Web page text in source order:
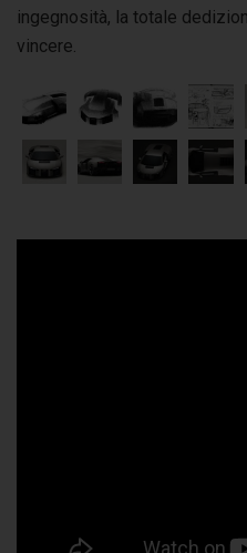
ingegnosità, la totale
vincere.